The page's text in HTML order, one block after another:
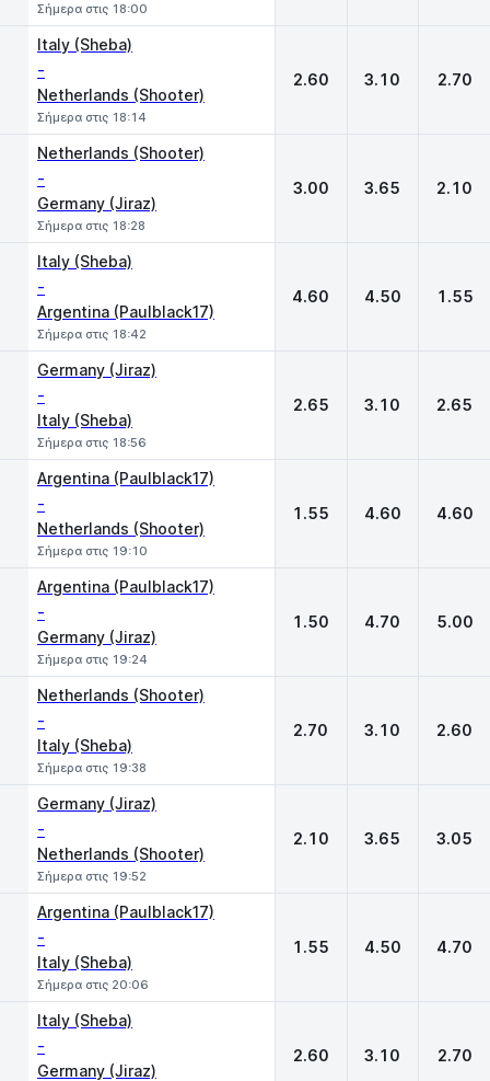
Σήμερα στις 18:00
Italy (Sheba)
-
Netherlands (Shooter)
Σήμερα στις 18:14
2.60 3.10 2.70
Netherlands (Shooter)
-
Germany (Jiraz)
Σήμερα στις 18:28
3.00 3.65 2.10
Italy (Sheba)
-
Argentina (Paulblack17)
Σήμερα στις 18:42
4.60 4.50 1.55
Germany (Jiraz)
-
Italy (Sheba)
Σήμερα στις 18:56
2.65 3.10 2.65
Argentina (Paulblack17)
-
Netherlands (Shooter)
Σήμερα στις 19:10
1.55 4.60 4.60
Argentina (Paulblack17)
-
Germany (Jiraz)
Σήμερα στις 19:24
1.50 4.70 5.00
Netherlands (Shooter)
-
Italy (Sheba)
Σήμερα στις 19:38
2.70 3.10 2.60
Germany (Jiraz)
-
Netherlands (Shooter)
Σήμερα στις 19:52
2.10 3.65 3.05
Argentina (Paulblack17)
-
Italy (Sheba)
Σήμερα στις 20:06
1.55 4.50 4.70
Italy (Sheba)
-
Germany (Jiraz)
2.60 3.10 2.70